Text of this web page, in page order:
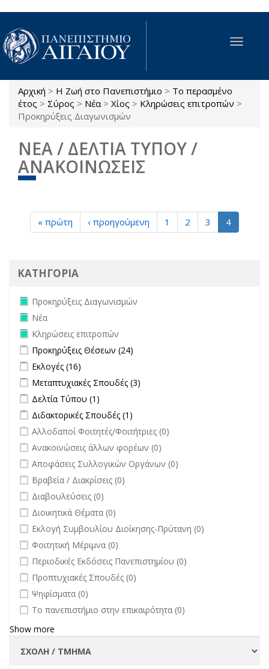
Παράκαμψη προς το κυρίως περιεχόμενο
Toggle
Είστε εδώ
Αρχική > Η Ζωή στο Πανεπιστήμιο > Το περασμένο
έτος > Σύρος > Νέα > Χίος > Κληρώσεις επιτροπών >
Προκηρύξεις Διαγωνισμών
ΝΕΑ / ΔΕΛΤΙΑ ΤΥΠΟΥ /
ΑΝΑΚΟΙΝΩΣΕΙΣ
« πρώτη ‹ προηγούμενη 1 2 3 4
ΚΑΤΗΓΟΡΙΑ
Remove Προκηρύξεις Διαγωνισμών filter
Προκηρύξεις Διαγωνισμών
Remove Νέα filter
Νέα
Remove Κληρώσεις επιτροπών filter
Κληρώσεις επιτροπών
Apply Προκηρύξεις Θέσεων filter
Προκηρύξεις Θέσεων (24)
Apply Εκλογές filter
Εκλογές (16)
Apply Μεταπτυχιακές Σπουδές filter
Μεταπτυχιακές Σπουδές (3)
Apply Δελτία Τύπου filter
Δελτία Τύπου (1)
Apply Διδακτορικές Σπουδές filter
Διδακτορικές Σπουδές (1)
undefined
Αλλοδαποί Φοιτητές/Φοιτήτριες (0)
undefined
Ανακοινώσεις άλλων φορέων (0)
undefined
Αποφάσεις Συλλογικών Οργάνων (0)
undefined
Βραβεία / Διακρίσεις (0)
undefined
Διαβουλεύσεις (0)
undefined
Διοικητικά Θέματα (0)
undefined
Εκλογή Συμβουλίου Διοίκησης-Πρύτανη (0)
undefined
Φοιτητική Μέριμνα (0)
undefined
Περιοδικές Εκδόσεις Πανεπιστημίου (0)
undefined
Προπτυχιακές Σπουδές (0)
undefined
Ψηφίσματα (0)
undefined
Το πανεπιστήμιο στην επικαιρότητα (0)
Show more